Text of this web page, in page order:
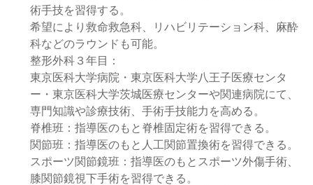
術手技を習得する。
希望により救命救急科、リハビリテーション科、麻酔
科などのラウンドも可能。
整形外科３年目：
東京医科大学病院・東京医科大学八王子医療センタ
ー・東京医科大学茨城医療センターや関連病院にて、
専門知識や診療技術、手術手技能力を高める。
脊椎班：指導医のもと脊椎固定術を習得できる。
関節班：指導医のもと人工関節置換術を習得できる。
スポーツ関節鏡班：指導医のもとスポーツ外傷手術、
膝関節鏡視下手術を習得できる。